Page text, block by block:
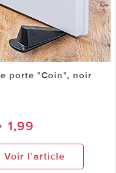
porte "Coin", noir
1,99
Voir l’article